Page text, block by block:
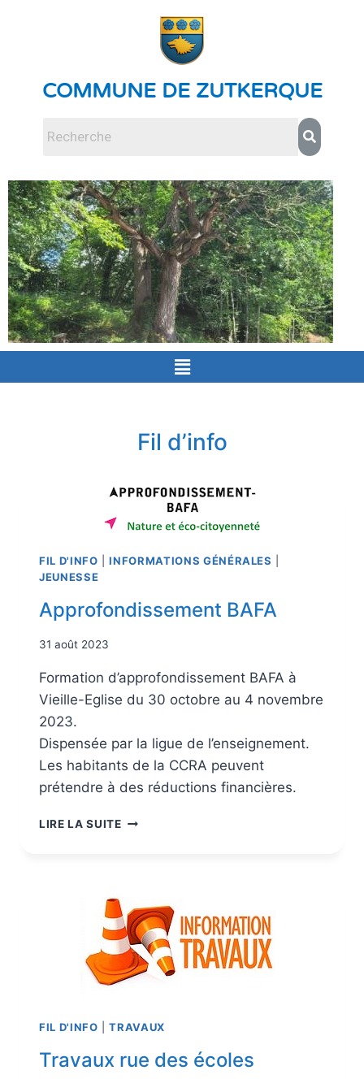
COMMUNE DE ZUTKERQUE
Fil d’info
FIL D'INFO |INFORMATIONS GÉNÉRALES
JEUNESSE
Approfondissement BAFA
31 août 2023
Formation d’approfondissement BAFA à
Vieille-Eglise du 30 octobre au 4 novembre
2023.
Dispensée par la ligue de l’enseignement.
Les habitants de la CCRA peuvent
prétendre à des réductions financières.
LIRE LA SUITE
FIL D'INFO |TRAVAUX
Travaux rue des écoles